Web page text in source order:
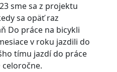
sme sa z projektu
sa opäť raz
Do práce na bicykli
v roku jazdili do
tímu jazdí do práce
celoročne.